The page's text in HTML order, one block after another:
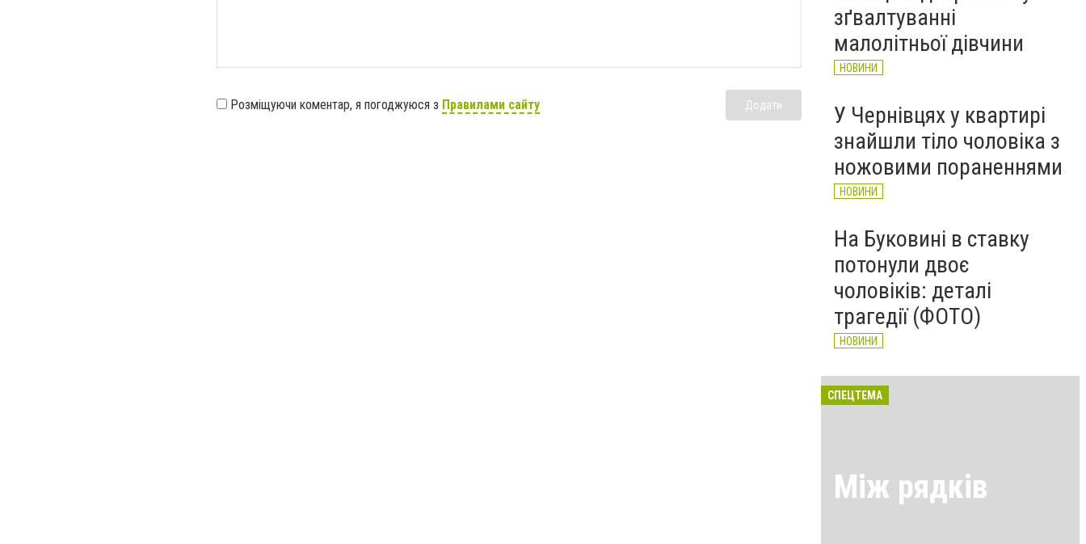
Розміщуючи коментар, я погоджуюся з Правилами сайту Додати
зґвалтуванні
малолітньої дівчини
НОВИНИ
У Чернівцях у квартирі
знайшли тіло чоловіка з
ножовими пораненнями
НОВИНИ
На Буковині в ставку
потонули двоє
чоловіків: деталі
трагедії (ФОТО)
НОВИНИ
СПЕЦТЕМА
Між рядків